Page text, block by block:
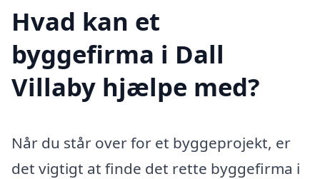
Hvad kan et
byggefirma i Dall
Villaby hjælpe med?
Når du står over for et byggeprojekt, er
det vigtigt at finde det rette byggefirma i